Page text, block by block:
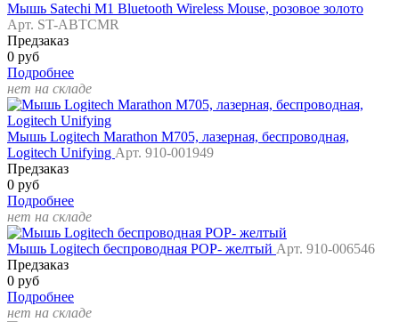
Мышь Satechi M1 Bluetooth Wireless Mouse, розовое золото
Арт. ST-ABTCMR
Предзаказ
0 руб
Подробнее
нет на складе
Мышь Logitech Marathon M705, лазерная, беспроводная,
Logitech Unifying Арт. 910-001949
Предзаказ
0 руб
Подробнее
нет на складе
Мышь Logitech беспроводная POP- желтый Арт. 910-006546
Предзаказ
0 руб
Подробнее
нет на складе